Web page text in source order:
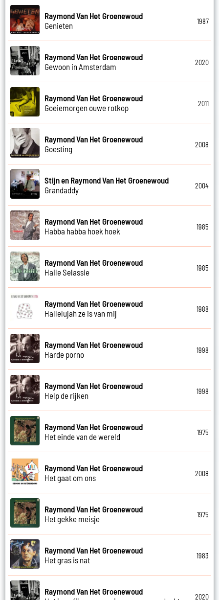
Raymond Van Het Groenewoud
Genieten
1987
Raymond Van Het Groenewoud
Gewoon in Amsterdam
2020
Raymond Van Het Groenewoud
Goeiemorgen ouwe rotkop
2011
Raymond Van Het Groenewoud
Goesting
2008
Stijn en Raymond Van Het Groenewoud
Grandaddy
2004
Raymond Van Het Groenewoud
Habba habba hoek hoek
1985
Raymond Van Het Groenewoud
Haile Selassie
1985
Raymond Van Het Groenewoud
Hallelujah ze is van mij
1988
Raymond Van Het Groenewoud
Harde porno
1998
Raymond Van Het Groenewoud
Help de rijken
1998
Raymond Van Het Groenewoud
Het einde van de wereld
1975
Raymond Van Het Groenewoud
Het gaat om ons
2008
Raymond Van Het Groenewoud
Het gekke meisje
1975
Raymond Van Het Groenewoud
Het gras is nat
1983
Raymond Van Het Groenewoud
2020